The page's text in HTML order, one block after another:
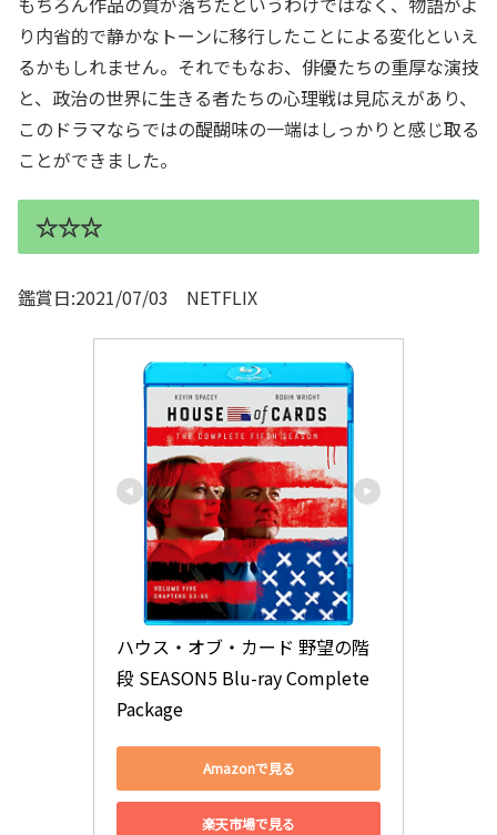
り内省的で静かなトーンに移行したことによる変化といえ
るかもしれません。それでもなお、俳優たちの重厚な演技
と、政治の世界に生きる者たちの心理戦は見応えがあり、
このドラマならではの醍醐味の一端はしっかりと感じ取る
ことができました。
☆☆☆
鑑賞日:2021/07/03 NETFLIX
ハウス・オブ・カード 野望の階
段 SEASON5 Blu-ray Complete
Package
Amazonで見る
楽天市場で見る